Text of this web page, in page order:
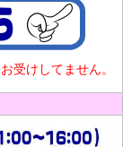
受けしてません。